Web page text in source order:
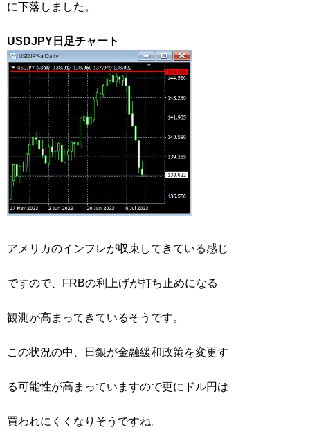
に下落しました。
USDJPY日足チャート
アメリカのインフレが収束してきている感じ
ですので、FRBの利上げが打ち止めになる
観測が高まってきているそうです。
この状況の中、日銀が金融緩和政策を変更す
る可能性が高まっていますので更にドル円は
買われにくくなりそうですね。